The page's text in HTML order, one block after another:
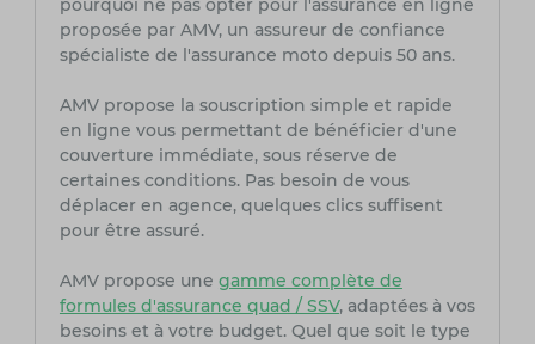
pourquoi ne pas opter pour l'assurance en ligne
proposée par AMV, un assureur de confiance
spécialiste de l'assurance moto depuis 50 ans.
AMV propose la souscription simple et rapide
en ligne vous permettant de bénéficier d'une
couverture immédiate, sous réserve de
certaines conditions. Pas besoin de vous
déplacer en agence, quelques clics suffisent
pour être assuré.
AMV propose une gamme complète de
formules d'assurance quad / SSV, adaptées à vos
besoins et à votre budget. Quel que soit le type